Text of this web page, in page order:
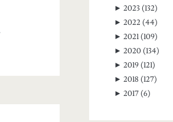
► 2023 (132)
► 2022 (44)
► 2021 (109)
► 2020 (134)
► 2019 (121)
► 2018 (127)
► 2017 (6)